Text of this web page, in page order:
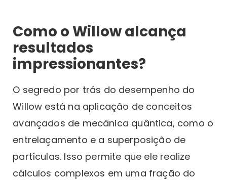
Como o Willow alcança
resultados
impressionantes?
O segredo por trás do desempenho do
Willow está na aplicação de conceitos
avançados de mecânica quântica, como o
entrelaçamento e a superposição de
partículas. Isso permite que ele realize
cálculos complexos em uma fração do